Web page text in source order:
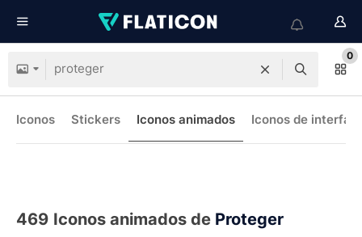
0
Iconos Stickers Iconos animados Iconos de interfaz
469 Iconos animados de Proteger